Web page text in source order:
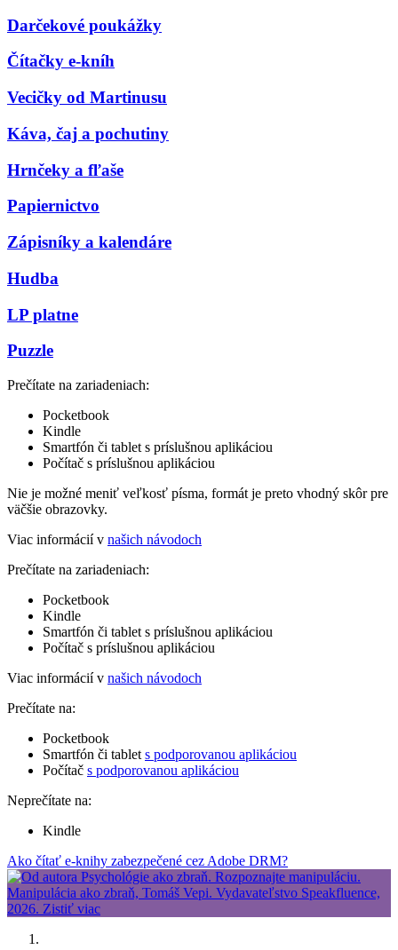
Darčekové poukážky
Čítačky e-kníh
Vecičky od Martinusu
Káva, čaj a pochutiny
Hrnčeky a fľaše
Papiernictvo
Zápisníky a kalendáre
Hudba
LP platne
Puzzle
Prečítate na zariadeniach:
Pocketbook
Kindle
Smartfón či tablet s príslušnou aplikáciou
Počítač s príslušnou aplikáciou
Nie je možné meniť veľkosť písma, formát je preto vhodný skôr pre
väčšie obrazovky.
Viac informácií v našich návodoch
Prečítate na zariadeniach:
Pocketbook
Kindle
Smartfón či tablet s príslušnou aplikáciou
Počítač s príslušnou aplikáciou
Viac informácií v našich návodoch
Prečítate na:
Pocketbook
Smartfón či tablet s podporovanou aplikáciou
Počítač s podporovanou aplikáciou
Neprečítate na:
Kindle
Ako čítať e-knihy zabezpečené cez Adobe DRM?